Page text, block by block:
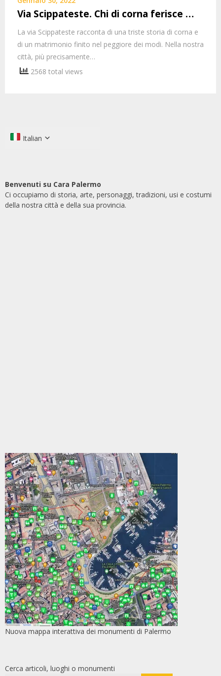
Via Scippateste. Chi di corna ferisce …
La via Scippateste racconta di una triste storia di corna e
di un matrimonio finito nel peggiore dei modi. Nella nostra
città, più precisamente…
2568 total views
Italian
Benvenuti su Cara Palermo
Ci occupiamo di storia, arte, personaggi, tradizioni, usi e costumi
della nostra città e della sua provincia.
Nuova mappa interattiva dei monumenti di Palermo
Cerca articoli, luoghi o monumenti